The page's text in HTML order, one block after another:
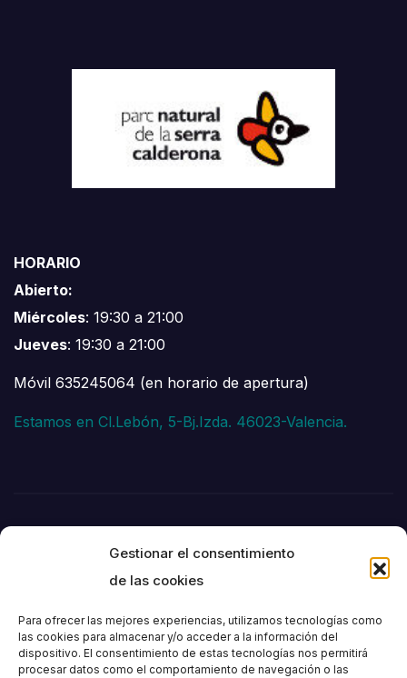
Gestionar el consentimiento
de las cookies
Para ofrecer las mejores experiencias, utilizamos tecnologías como
las cookies para almacenar y/o acceder a la información del
dispositivo. El consentimiento de estas tecnologías nos permitirá
procesar datos como el comportamiento de navegación o las
HORARIO
Abierto:
Miércoles: 19:30 a 21:00
Jueves: 19:30 a 21:00
Móvil 635245064 (en horario de apertura)
Estamos en Cl.Lebón, 5-Bj.Izda. 46023-Valencia.